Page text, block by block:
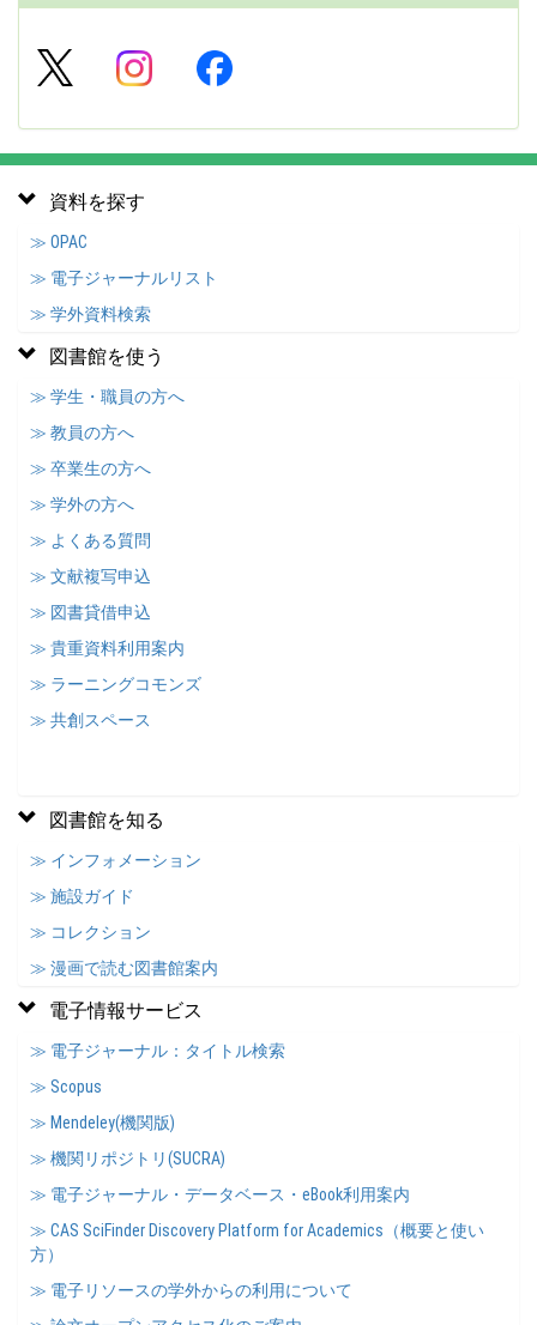
資料を探す
≫ OPAC
≫ 電子ジャーナルリスト
≫ 学外資料検索
図書館を使う
≫ 学生・職員の方へ
≫ 教員の方へ
≫ 卒業生の方へ
≫ 学外の方へ
≫ よくある質問
≫ 文献複写申込
≫ 図書貸借申込
≫ 貴重資料利用案内
≫ ラーニングコモンズ
≫ 共創スペース
図書館を知る
≫ インフォメーション
≫ 施設ガイド
≫ コレクション
≫ 漫画で読む図書館案内
電子情報サービス
≫ 電子ジャーナル：タイトル検索
≫ Scopus
≫ Mendeley(機関版)
≫ 機関リポジトリ(SUCRA)
≫ 電子ジャーナル・データベース・eBook利用案内
≫ CAS SciFinder Discovery Platform for Academics（概要と使い
方）
≫ 電子リソースの学外からの利用について